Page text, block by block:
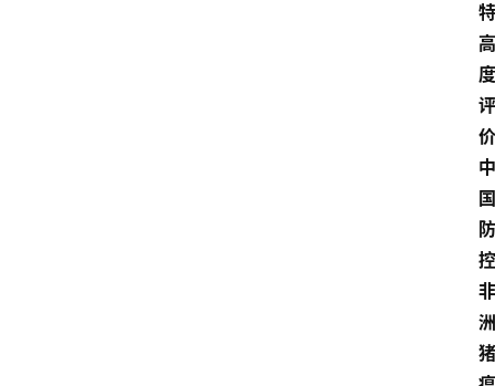
特
高
度
评
价
中
国
防
控
非
洲
猪